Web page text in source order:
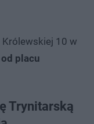
Królewskiej 10 w
placu
Trynitarską